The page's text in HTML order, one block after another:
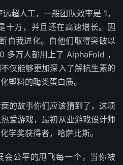
超人工，一般团队效率是 1，
十万，并且还在高速增长。因
自我进化。自他们取得突破以
多万人都用上了 AlphaFold ，
仅能够更加深入了解抗生素的
塑料的酶类蛋白质。
的故事你们应该猜到了，这项
爱游戏，最初从业游戏设计师
学奖获得者，哈萨比斯。
会公平的甩飞每一个，当你被